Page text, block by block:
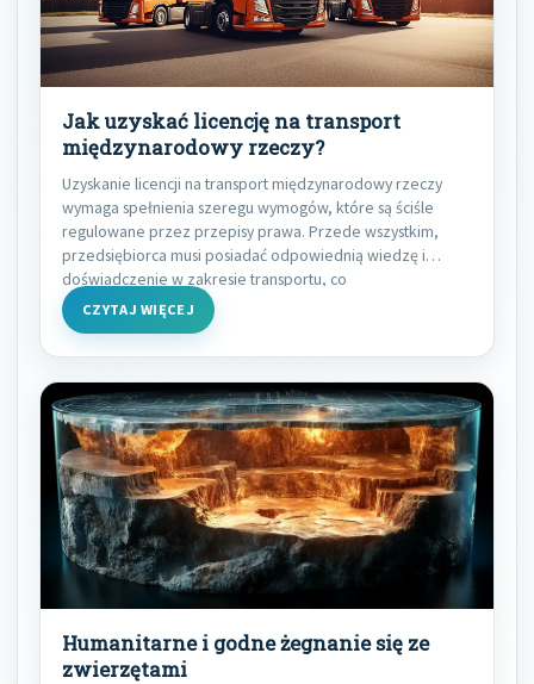
Jak uzyskać licencję na transport
międzynarodowy rzeczy?
Uzyskanie licencji na transport międzynarodowy rzeczy
wymaga spełnienia szeregu wymogów, które są ściśle
regulowane przez przepisy prawa. Przede wszystkim,
przedsiębiorca musi posiadać odpowiednią wiedzę i
doświadczenie w zakresie transportu, co
CZYTAJ WIĘCEJ
Humanitarne i godne żegnanie się ze
zwierzętami